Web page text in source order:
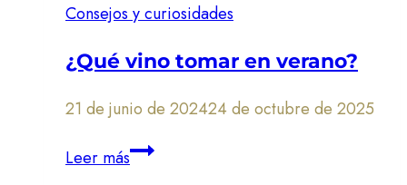
Miguel
Domecq
Black
Friday
Consejos y curiosidades
¿Qué vino tomar en verano?
21 de junio de 202424 de octubre de 2025
Leer más¿Qué